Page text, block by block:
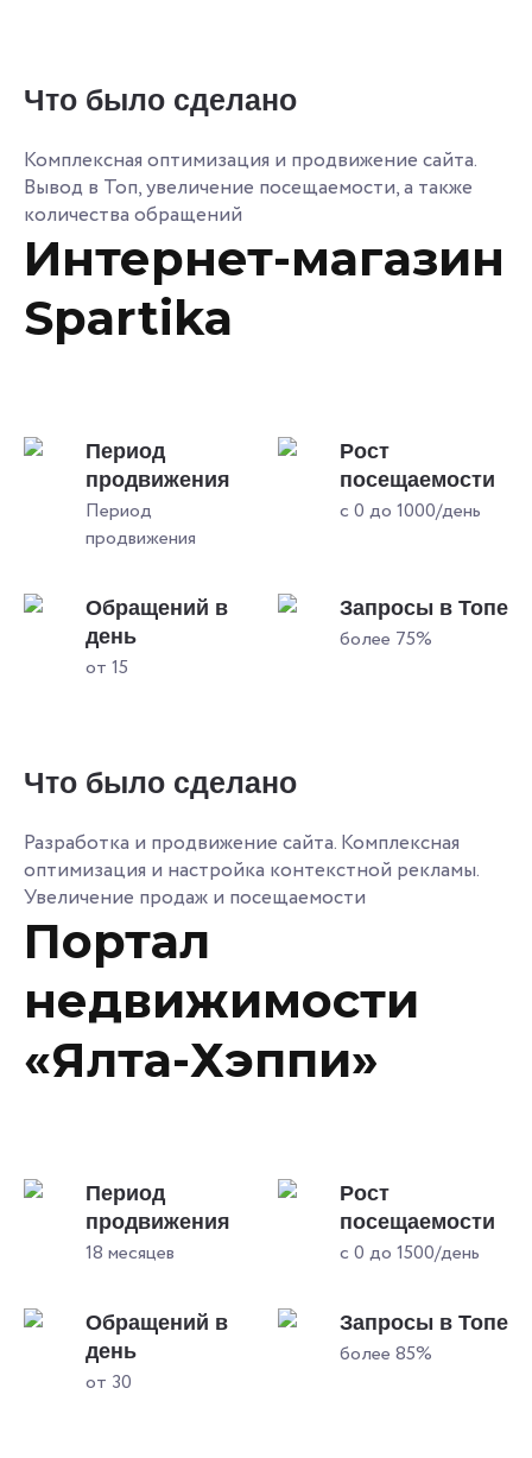
Что было сделано
Комплексная оптимизация и продвижение сайта.
Вывод в Топ, увеличение посещаемости, а также
количества обращений
Интернет-магазин
Spartika
Период
продвижения
Период
продвижения
Рост
посещаемости
с 0 до 1000/день
Обращений в
день
от 15
Запросы в Топе
более 75%
Что было сделано
Разработка и продвижение сайта. Комплексная
оптимизация и настройка контекстной рекламы.
Увеличение продаж и посещаемости
Портал
недвижимости
«Ялта-Хэппи»
Период
продвижения
18 месяцев
Рост
посещаемости
с 0 до 1500/день
Обращений в
день
от 30
Запросы в Топе
более 85%